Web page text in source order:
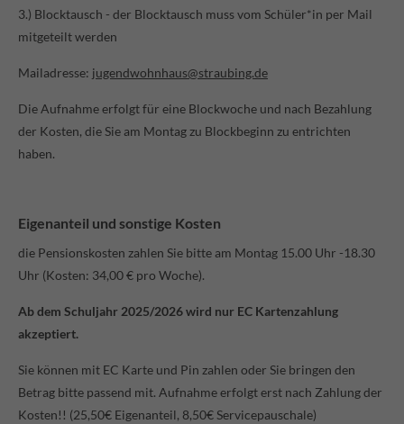
info@yourdomain.com
sociis natoque penatibus et magnis dis parturient
montes, nascetur ridiculus mus. Donec quam felis,
3.) Blocktausch - der Blocktausch muss vom Schüler*in per Mail
mitgeteilt werden
Mailadresse: jugendwohnhaus@straubing.de
Die Aufnahme erfolgt für eine Blockwoche und nach Bezahlung
der Kosten, die Sie am Montag zu Blockbeginn zu entrichten
haben.
Eigenanteil und sonstige Kosten
die Pensionskosten zahlen Sie bitte am Montag 15.00 Uhr -18.30
Uhr (Kosten: 34,00 € pro Woche).
Ab dem Schuljahr 2025/2026 wird nur EC Kartenzahlung
akzeptiert.
Sie können mit EC Karte und Pin zahlen oder Sie bringen den
Betrag bitte passend mit. Aufnahme erfolgt erst nach Zahlung der
Kosten!! (25,50€ Eigenanteil, 8,50€ Servicepauschale)